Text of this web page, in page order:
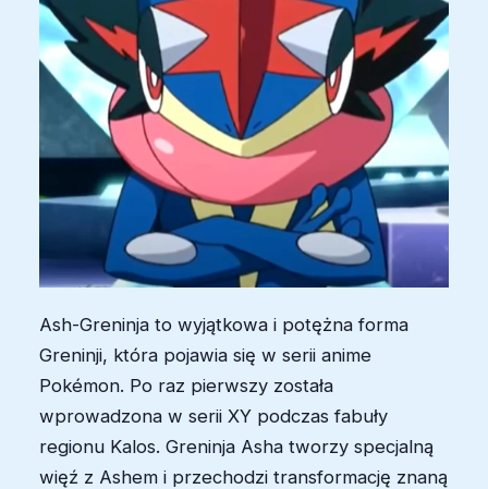
Ash-Greninja to wyjątkowa i potężna forma
Greninji, która pojawia się w serii anime
Pokémon. Po raz pierwszy została
wprowadzona w serii XY podczas fabuły
regionu Kalos. Greninja Asha tworzy specjalną
więź z Ashem i przechodzi transformację znaną